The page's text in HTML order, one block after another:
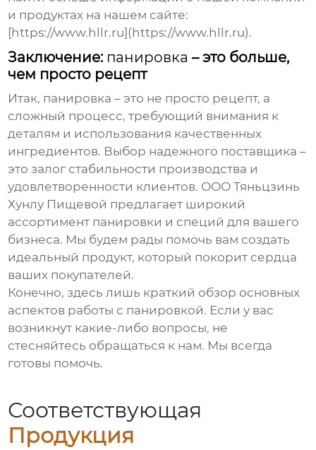
и продуктах на нашем сайте:
[https://www.hllr.ru](https://www.hllr.ru).
Заключение: панировка – это больше,
чем просто рецепт
Итак, панировка – это не просто рецепт, а
сложный процесс, требующий внимания к
деталям и использования качественных
ингредиентов. Выбор надежного поставщика –
это залог стабильности производства и
удовлетворенности клиентов. ООО Тяньцзинь
Хунлу Пищевой предлагает широкий
ассортимент панировки и специй для вашего
бизнеса. Мы будем рады помочь вам создать
идеальный продукт, который покорит сердца
ваших покупателей.
Конечно, здесь лишь краткий обзор основных
аспектов работы с панировкой. Если у вас
возникнут какие-либо вопросы, не
стесняйтесь обращаться к нам. Мы всегда
готовы помочь.
Соответствующая
Продукция